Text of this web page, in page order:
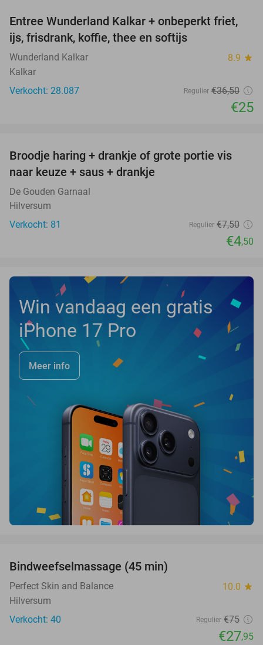
32%
Entree Wunderland Kalkar + onbeperkt friet,
ijs, frisdrank, koffie, thee en softijs
Wunderland Kalkar 8.9 star
Kalkar
Verkocht: 28.087
Regulier €36,50
€25
40%
Broodje haring + drankje of grote portie vis
naar keuze + saus + drankje
De Gouden Garnaal
Hilversum
Verkocht: 81
Regulier €7,50
€4,50
Win vandaag een gratis
iPhone 17 Pro
Meer info
Bindweefselmassage (45 min)
Perfect Skin and Balance 10.0 star
Hilversum
Verkocht: 40
Regulier €75
€27,95